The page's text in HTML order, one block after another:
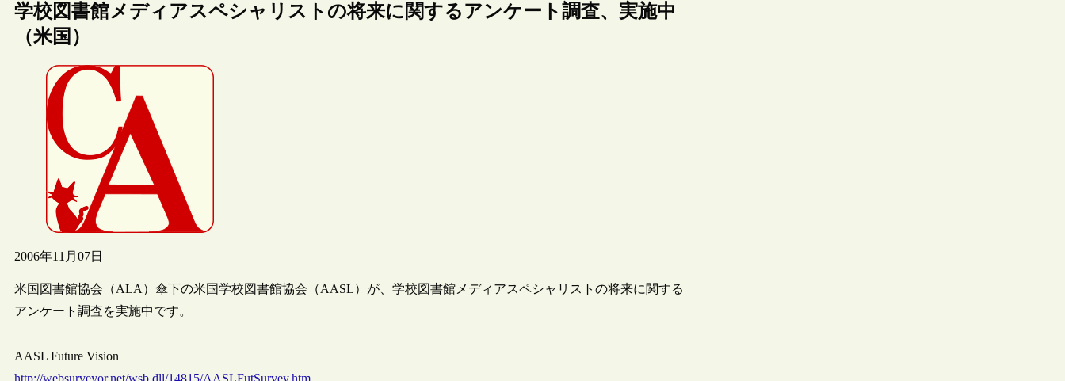
学校図書館メディアスペシャリストの将来に関するアンケート調査、実施中
（米国）
2006年11月07日
米国図書館協会（ALA）傘下の米国学校図書館協会（AASL）が、学校図書館メディアスペシャリストの将来に関する
アンケート調査を実施中です。
AASL Future Vision
http://websurveyor.net/wsb.dll/14815/AASLFutSurvey.htm